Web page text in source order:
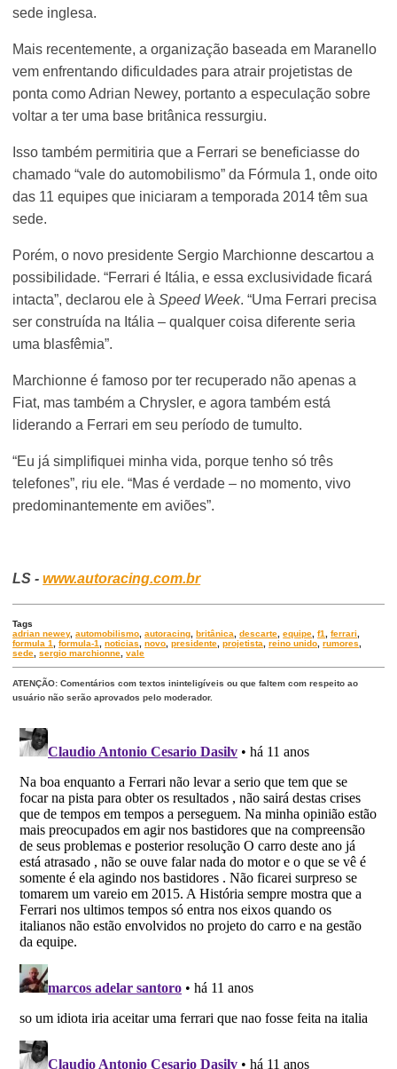
sede inglesa.
Mais recentemente, a organização baseada em Maranello
vem enfrentando dificuldades para atrair projetistas de
ponta como Adrian Newey, portanto a especulação sobre
voltar a ter uma base britânica ressurgiu.
Isso também permitiria que a Ferrari se beneficiasse do
chamado “vale do automobilismo” da Fórmula 1, onde oito
das 11 equipes que iniciaram a temporada 2014 têm sua
sede.
Porém, o novo presidente Sergio Marchionne descartou a
possibilidade. “Ferrari é Itália, e essa exclusividade ficará
intacta”, declarou ele àSpeed Week. “Uma Ferrari precisa
ser construída na Itália – qualquer coisa diferente seria
uma blasfêmia”.
Marchionne é famoso por ter recuperado não apenas a
Fiat, mas também a Chrysler, e agora também está
liderando a Ferrari em seu período de tumulto.
“Eu já simplifiquei minha vida, porque tenho só três
telefones”, riu ele. “Mas é verdade – no momento, vivo
predominantemente em aviões”.
LS -www.autoracing.com.br
Tags
adrian newey,automobilismo ,autoracing ,britânica ,descarte ,equipe ,f1 ,ferrari
formula 1
,formula-1 ,noticias ,novo ,presidente ,projetista ,reino unido ,rumores
sede ,sergio marchionne ,vale
ATENÇÃO: Comentários com textos ininteligíveis ou que faltem com respeito ao
usuário não serão aprovados pelo moderador.